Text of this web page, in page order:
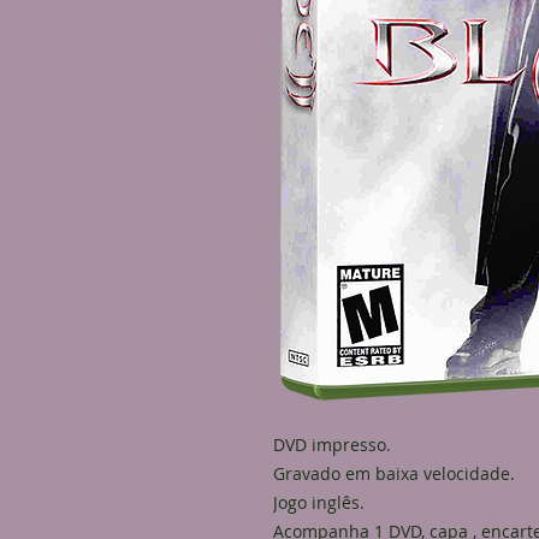
DVD impresso.
Gravado em baixa velocidade.
Jogo inglês.
Acompanha 1 DVD, capa ,